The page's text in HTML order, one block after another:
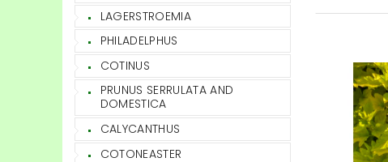
LAGERSTROEMIA
PHILADELPHUS
COTINUS
PRUNUS SERRULATA AND
DOMESTICA
CALYCANTHUS
COTONEASTER